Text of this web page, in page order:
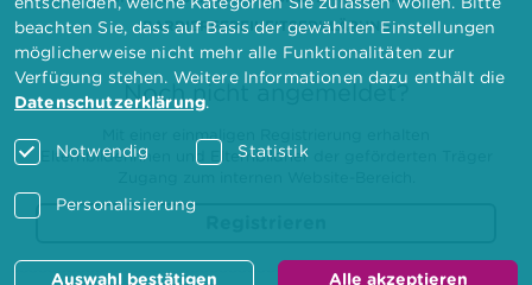
BARRIEREFREIHEITSERKLÄRUNG
Noch nicht angemeldet?
Elternbilderinnen und Elternbildner der geförderten Träger
beachten Sie, dass auf Basis der gewählten Einstellungen
möglicherweise nicht mehr alle Funktionalitäten zur
Verfügung stehen. Weitere Informationen dazu enthält die
Datenschutzerklärung.
Notwendig Statistik
Personalisierung
Auswahl bestätigen Alle akzeptieren